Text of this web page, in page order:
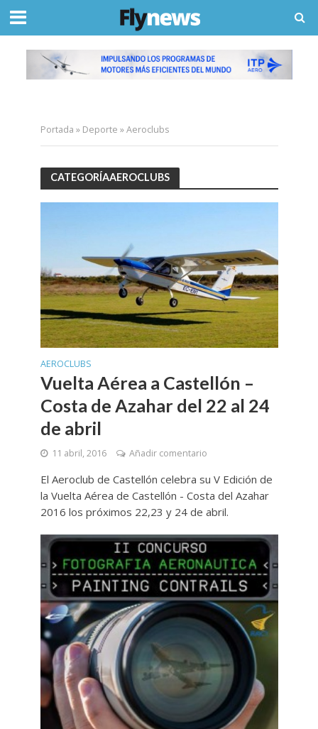
Portada » Deporte »Aeroclubs
CATEGORÍAAEROCLUBS
AEROCLUBS
Vuelta Aérea a Castellón –
Costa de Azahar del 22 al 24
de abril
11 abril, 2016 Añadir comentario
El Aeroclub de Castellón celebra su V Edición de
la Vuelta Aérea de Castellón - Costa del Azahar
2016 los próximos 22,23 y 24 de abril.